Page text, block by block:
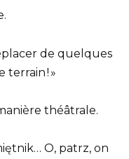
de quelques
terrain ! »
théâtrale.
O, patrz, on